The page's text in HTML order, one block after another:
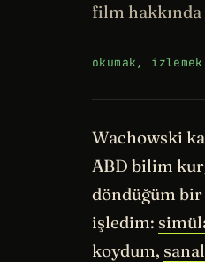
film
okumak,
Wachowski
ABD bilim
döndüğüm bir
işledim:
koydum,